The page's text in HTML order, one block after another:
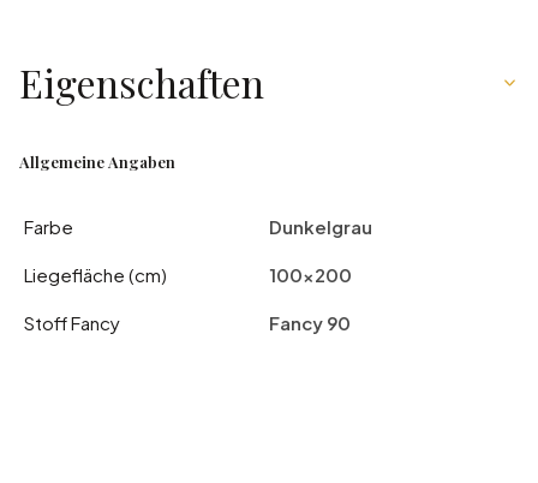
Eigenschaften
Allgemeine Angaben
Farbe Dunkelgrau
Liegefläche (cm) 100x200
Stoff Fancy Fancy 90